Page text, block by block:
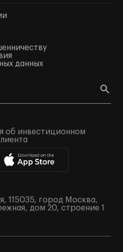
данных
об инвестиционном
115035, город Москва,
дом 20, строение 1